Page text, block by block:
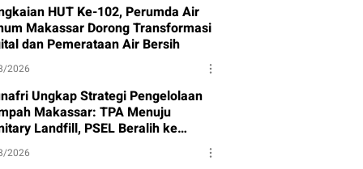
HUT Ke-102, Perumda Air
Makassar Dorong Transformasi
dan Pemerataan Air Bersih
2026
Ungkap Strategi Pengelolaan
Makassar: TPA Menuju
Landfill, PSEL Beralih ke
109
2026